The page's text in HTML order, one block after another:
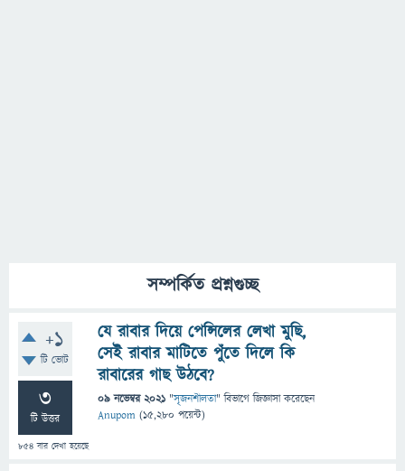
সম্পর্কিত প্রশ্নগুচ্ছ
+1
টি ভোট
3
টি উত্তর
854 বার দেখা হয়েছে
যে রাবার দিয়ে পেন্সিলের লেখা মুছি,
সেই রাবার মাটিতে পুঁতে দিলে কি
রাবারের গাছ উঠবে?
09 নভেম্বর 2021 "সৃজনশীলতা" বিভাগে জিজ্ঞাসাকরেছেন
Anupom (15,280 পয়েন্ট)